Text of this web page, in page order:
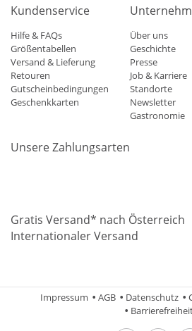
Kundenservice
Hilfe & FAQs
Größentabellen
Versand & Lieferung
Retouren
Gutscheinbedingungen
Geschenkkarten
Über uns
Geschichte
Presse
Job & Karriere
Standorte
Newsletter
Gastronomie
Unsere Zahlungsarten
Gratis Versand* nach Österreich
Internationaler Versand
Impressum AGB Datenschutz